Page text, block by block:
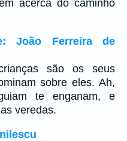
acerca do caminho
João Ferreira de
são os seus
sobre eles. Ah,
te enganam, e
veredas.